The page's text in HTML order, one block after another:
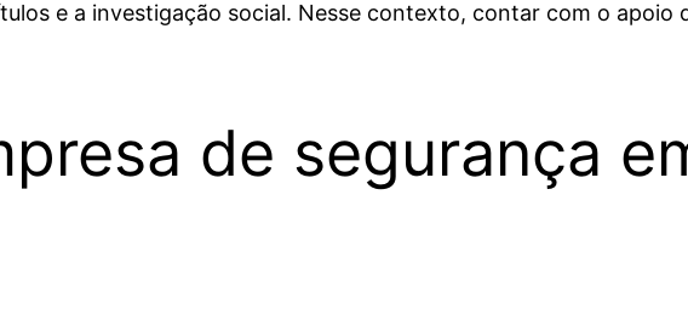
e a investigação social. Nesse contexto, contar com o apoio
de segurança